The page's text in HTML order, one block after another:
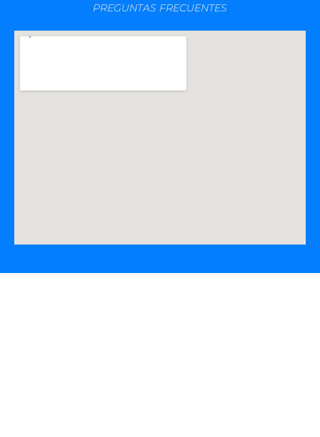
PREGUNTAS FRECUENTES